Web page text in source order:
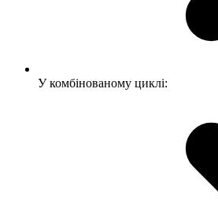
У комбінованому циклі: